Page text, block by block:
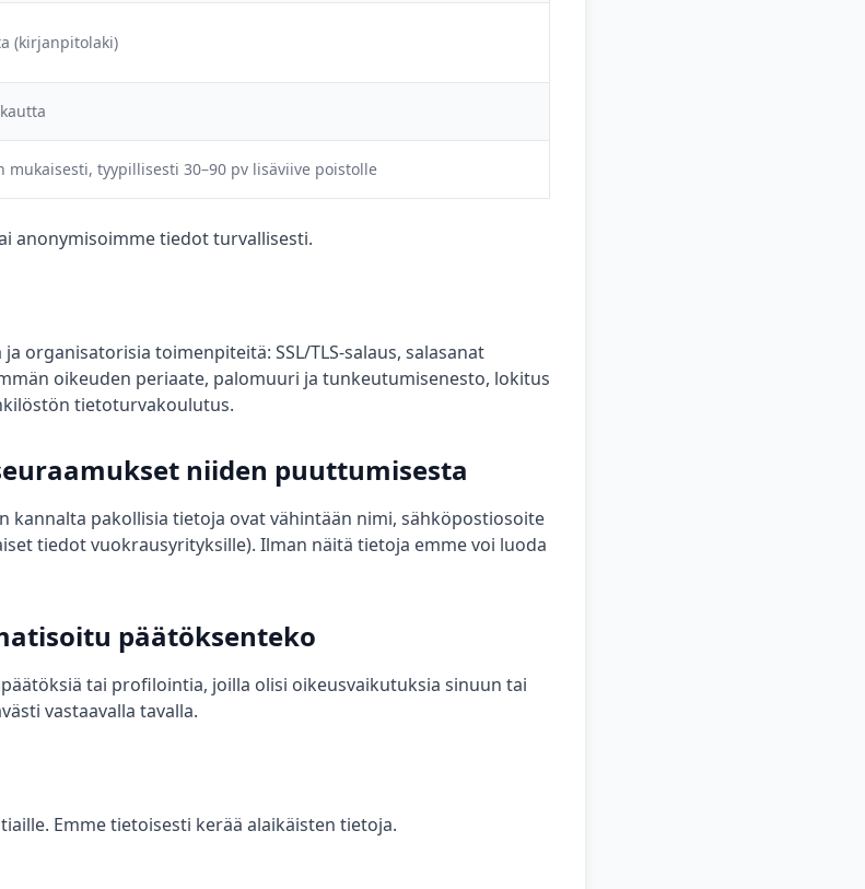
(kirjanpitolaki)
mukaisesti, tyypillisesti 30–90 pv lisäviive poistolle
anonymisoimme tiedot turvallisesti.
organisatorisia toimenpiteitä: SSL/TLS-salaus, salasanat
oikeuden periaate, palomuuri ja tunkeutumisenesto, lokitus
tietoturvakoulutus.
niiden puuttumisesta
kannalta pakollisia tietoja ovat vähintään nimi, sähköpostiosoite
tiedot vuokrausyrityksille). Ilman näitä tietoja emme voi luoda
päätöksenteko
tai profilointia, joilla olisi oikeusvaikutuksia sinuun tai
vastaavalla tavalla.
Emme tietoisesti kerää alaikäisten tietoja.